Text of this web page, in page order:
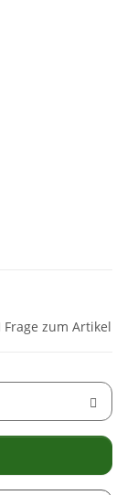
Frage zum Artikel